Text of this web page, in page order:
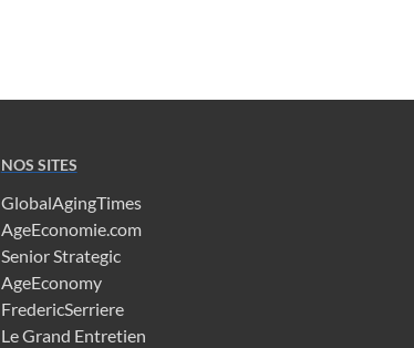
NOS SITES
GlobalAgingTimes
AgeEconomie.com
Senior Strategic
AgeEconomy
FredericSerriere
Le Grand Entretien